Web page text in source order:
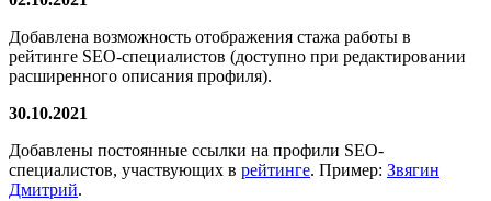
Добавлена возможность отображения стажа работы в
рейтинге SEO-специалистов (доступно при редактировании
расширенного описания профиля).
30.10.2021
Добавлены постоянные ссылки на профили SEO-
специалистов, участвующих в рейтинге. Пример: Звягин
Дмитрий.